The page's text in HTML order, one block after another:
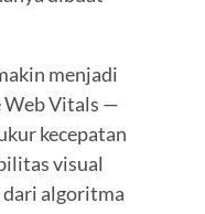
menjadi
Web Vitals —
kecepatan
visual
algoritma